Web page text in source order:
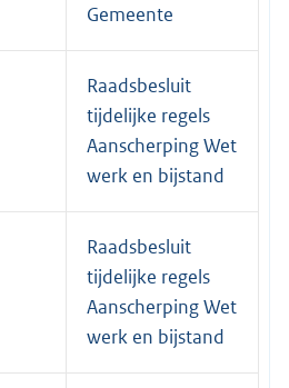
Gemeente
Raadsbesluit
tijdelijke regels
Aanscherping Wet
werk en bijstand
Raadsbesluit
tijdelijke regels
Aanscherping Wet
werk en bijstand